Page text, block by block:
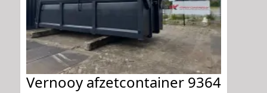
Vernooy afzetcontainer 9364